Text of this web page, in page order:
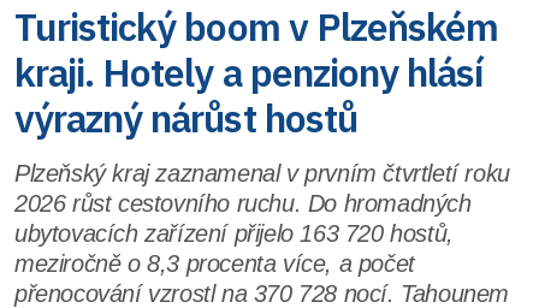
Turistický boom v Plzeňském
kraji. Hotely a penziony hlásí
výrazný nárůst hostů
Plzeňský kraj zaznamenal v prvním čtvrtletí roku
2026 růst cestovního ruchu. Do hromadných
ubytovacích zařízení přijelo 163 720 hostů,
meziročně o 8,3 procenta více, a počet
přenocování vzrostl na 370 728 nocí. Tahounem